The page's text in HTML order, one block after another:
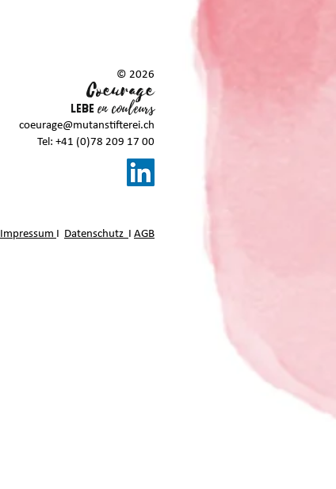
© 2026
Coeurage
LEBE en couleurs
coeurage@mutanstifterei.ch
Tel: +41 (0)78 209 17 00
Impressum I Datenschutz I AGB